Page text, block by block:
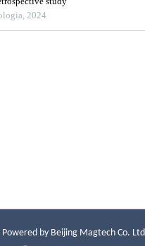
Powered by Beijing Magtech Co. Ltd